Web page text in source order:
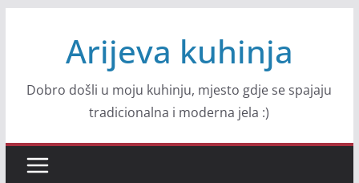
Arijeva kuhinja
Dobro došli u moju kuhinju, mjesto gdje se spajaju
tradicionalna i moderna jela :)